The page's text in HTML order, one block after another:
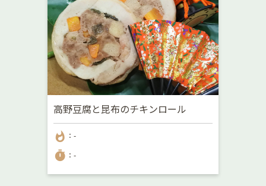
高野豆腐と昆布のチキンロール
whatshot ：-
timer ：-